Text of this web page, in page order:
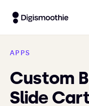
APPS
Custom
Slide